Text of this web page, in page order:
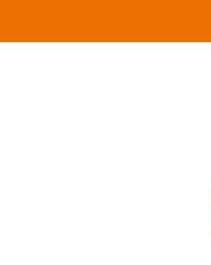
direct